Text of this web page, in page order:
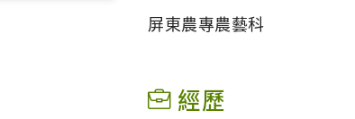
屏東農專農藝科
經歷